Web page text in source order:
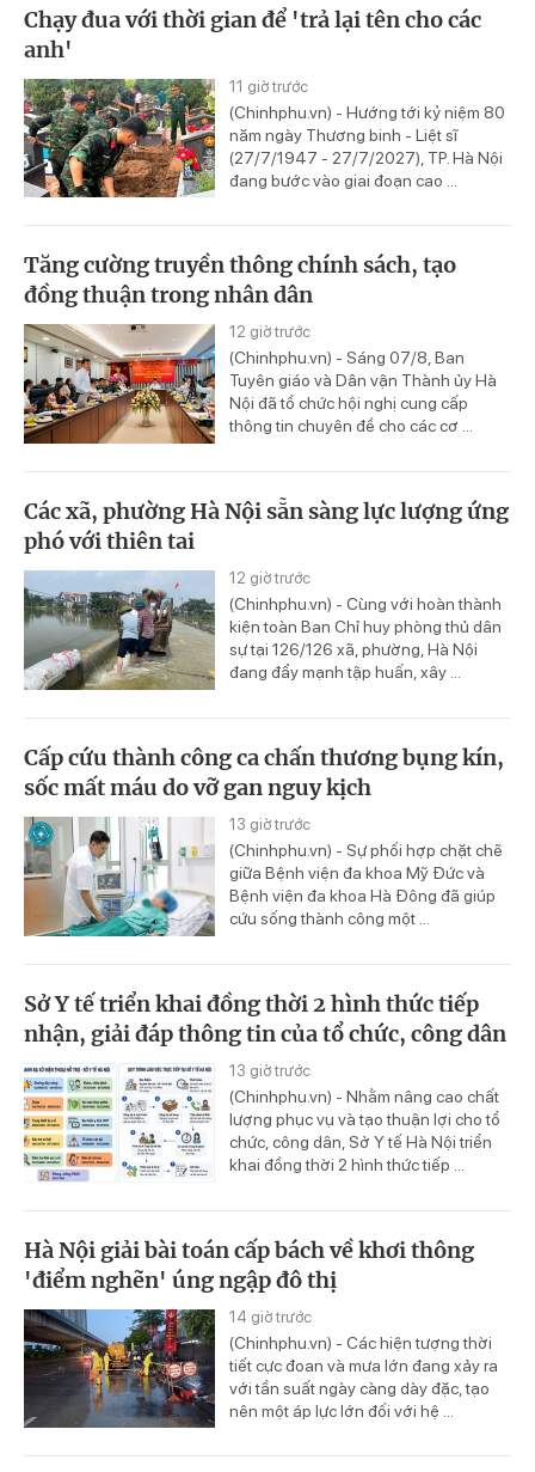
Chạy đua với thời gian để 'trả lại tên cho các
anh'
11 giờ trước
(Chinhphu.vn) - Hướng tới kỷ niệm 80
năm ngày Thương binh - Liệt sĩ
(27/7/1947 - 27/7/2027), TP. Hà Nội
đang bước vào giai đoạn cao ...
Tăng cường truyền thông chính sách, tạo
đồng thuận trong nhân dân
12 giờ trước
(Chinhphu.vn) - Sáng 07/8, Ban
Tuyên giáo và Dân vận Thành ủy Hà
Nội đã tổ chức hội nghị cung cấp
thông tin chuyên đề cho các cơ ...
Các xã, phường Hà Nội sẵn sàng lực lượng ứng
phó với thiên tai
12 giờ trước
(Chinhphu.vn) - Cùng với hoàn thành
kiện toàn Ban Chỉ huy phòng thủ dân
sự tại 126/126 xã, phường, Hà Nội
đang đẩy mạnh tập huấn, xây ...
Cấp cứu thành công ca chấn thương bụng kín,
sốc mất máu do vỡ gan nguy kịch
13 giờ trước
(Chinhphu.vn) - Sự phối hợp chặt chẽ
giữa Bệnh viện đa khoa Mỹ Đức và
Bệnh viện đa khoa Hà Đông đã giúp
cứu sống thành công một ...
Sở Y tế triển khai đồng thời 2 hình thức tiếp
nhận, giải đáp thông tin của tổ chức, công dân
13 giờ trước
(Chinhphu.vn) - Nhằm nâng cao chất
lượng phục vụ và tạo thuận lợi cho tổ
chức, công dân, Sở Y tế Hà Nội triển
khai đồng thời 2 hình thức tiếp ...
Hà Nội giải bài toán cấp bách về khơi thông
'điểm nghẽn' úng ngập đô thị
14 giờ trước
(Chinhphu.vn) - Các hiện tượng thời
tiết cực đoan và mưa lớn đang xảy ra
với tần suất ngày càng dày đặc, tạo
nên một áp lực lớn đối với hệ ...